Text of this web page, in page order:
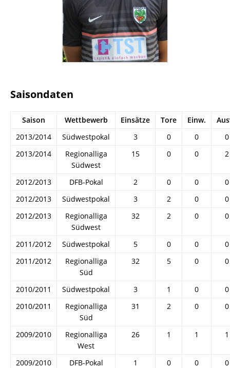
Saisondaten
Saison Wettbewerb Einsätze Tore Einw.
2013/2014
Südwestpokal 3 0 0
0
2013/2014
Regionalliga
Südwest
15 0 0 2
2012/2013 DFB-Pokal 2 0 0
0
2012/2013
Südwestpokal 3 2 0
0
2012/2013
Regionalliga
Südwest
32 2 0 0
2011/2012 Südwestpokal 5 0 0
0
2011/2012
Regionalliga
Süd
32 5 0 0
2010/2011 Südwestpokal 3 1 0
0
2010/2011
Regionalliga
Süd
31 2 0 0
2009/2010
Regionalliga
West
26 1 1 1
2009/2010 DFB-Pokal 1 0 0
0